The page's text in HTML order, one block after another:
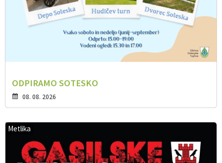
ODPIRAMO SOTESKO
08. 08. 2026
Metlika